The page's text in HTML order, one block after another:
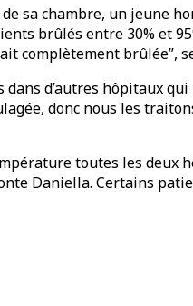
sa chambre, un jeune
brûlés entre 30% et
complètement brûlée”,
d’autres hôpitaux
donc nous les
toutes les deux
Daniella. Certains